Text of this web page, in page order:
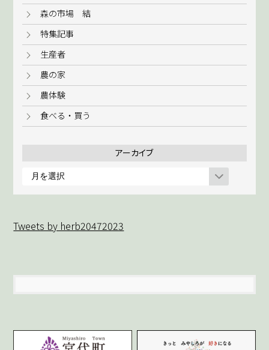
森の市場 結
特集記事
生産者
農の家
農体験
食べる・買う
アーカイブ
ブ
Tweets by herb20472023